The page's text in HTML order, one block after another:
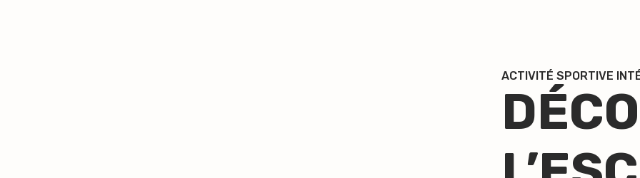
ACTIVITÉ SPORTIVE